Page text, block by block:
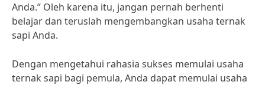
Anda.” Oleh karena itu, jangan pernah berhenti
belajar dan teruslah mengembangkan usaha ternak
sapi Anda.
Dengan mengetahui rahasia sukses memulai usaha
ternak sapi bagi pemula, Anda dapat memulai usaha